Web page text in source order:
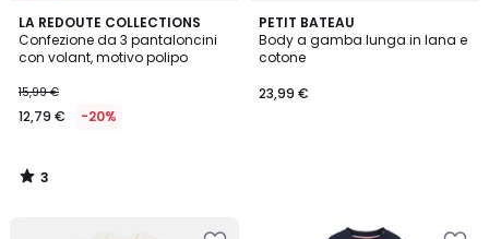
LA REDOUTE COLLECTIONS
Confezione da 3 pantaloncini
con volant, motivo polipo
15,99 €
12,79 € -20%
3
/
5
3
/
PETIT BATEAU
Body a gamba lunga in lana e
cotone
23,99 €